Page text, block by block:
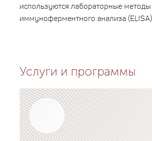
используются лабораторные
иммуноферментного анализа
Услуги и программы